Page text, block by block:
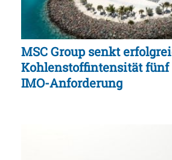
MSC Group senkt
Kohlenstoffintensität fünf
IMO-Anforderung